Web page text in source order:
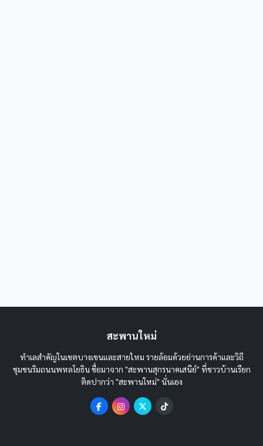
สะพานใหม่
ทำเลสำคัญในเขตบางเขนและสายไหม รายล้อมด้วยย่านการค้าและวิถี
ชุมชนริมถนนพหลโยธิน ชื่อมาจาก "สะพานสุกรนาคเสนีย์" ที่ชาวบ้านเรียก
ติดปากว่า "สะพานใหม่" นั่นเอง